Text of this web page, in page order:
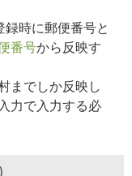
録時に郵便番号と
番号から反映す
までしか反映し
力で入力する必